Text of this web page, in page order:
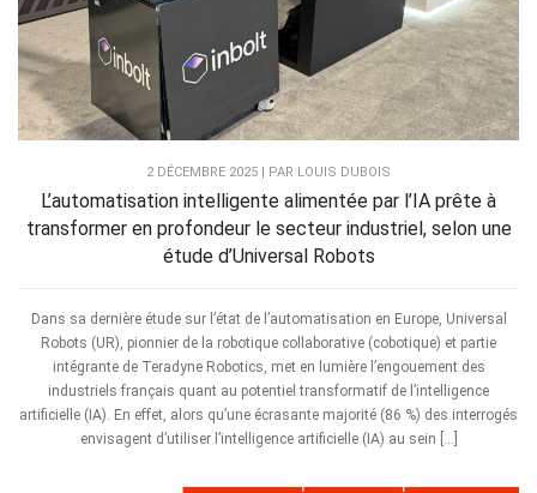
2 DÉCEMBRE 2025 | PAR LOUIS DUBOIS
L’automatisation intelligente alimentée par l’IA prête à
transformer en profondeur le secteur industriel, selon une
étude d’Universal Robots
Dans sa dernière étude sur l’état de l’automatisation en Europe, Universal
Robots (UR), pionnier de la robotique collaborative (cobotique) et partie
intégrante de Teradyne Robotics, met en lumière l’engouement des
industriels français quant au potentiel transformatif de l’intelligence
artificielle (IA). En effet, alors qu’une écrasante majorité (86 %) des interrogés
envisagent d’utiliser l’intelligence artificielle (IA) au sein […]